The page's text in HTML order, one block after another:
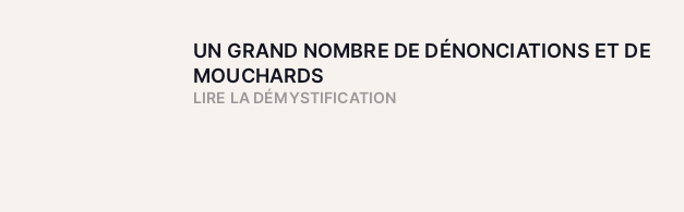
UN GRAND NOMBRE DE DÉNONCIATIONS ET DE
MOUCHARDS
LIRE LA DÉMYSTIFICATION